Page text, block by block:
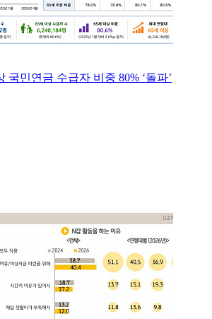
국민연금 수급자 비중 80% ‘돌파’